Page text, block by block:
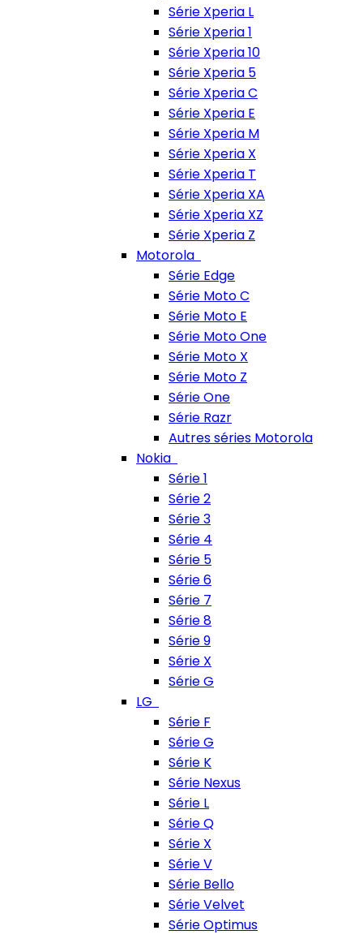
Série Xperia L
Série Xperia 1
Série Xperia 10
Série Xperia 5
Série Xperia C
Série Xperia E
Série Xperia M
Série Xperia X
Série Xperia T
Série Xperia XA
Série Xperia XZ
Série Xperia Z
Motorola
Série Edge
Série Moto C
Série Moto E
Série Moto One
Série Moto X
Série Moto Z
Série One
Série Razr
Autres séries Motorola
Nokia
Série 1
Série 2
Série 3
Série 4
Série 5
Série 6
Série 7
Série 8
Série 9
Série X
Série G
LG
Série F
Série G
Série K
Série Nexus
Série L
Série Q
Série X
Série V
Série Bello
Série Velvet
Série Optimus